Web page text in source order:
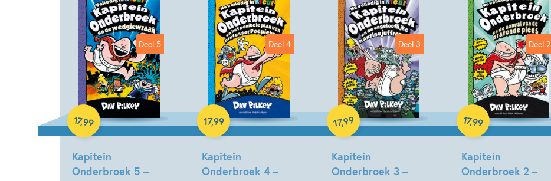
Deel 5
Kapitein
Onderbroek 5 –
17,99
Hardcover
Deel 4
Kapitein
Onderbroek 4 –
17,99
Hardcover
Deel 3
Kapitein
Onderbroek 3 –
17,99
Hardcover
Deel 2
Kapitein
Onderbroek 2 –
17,99
Hardcover